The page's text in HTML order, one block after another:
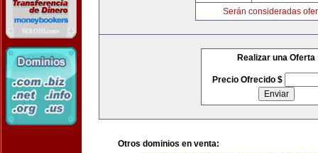
Serán consideradas
Realizar una Oferta
Precio Ofrecido $
Otros dominios en venta: